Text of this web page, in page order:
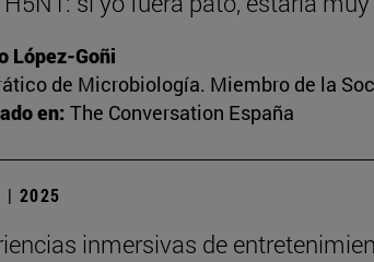
López-Goñi
de Microbiología. Miembro de la
en: The Conversation España
| 2025
inmersivas de